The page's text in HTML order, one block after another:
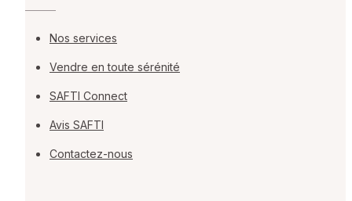
Nos services
Vendre en toute sérénité
SAFTI Connect
Avis SAFTI
Contactez-nous